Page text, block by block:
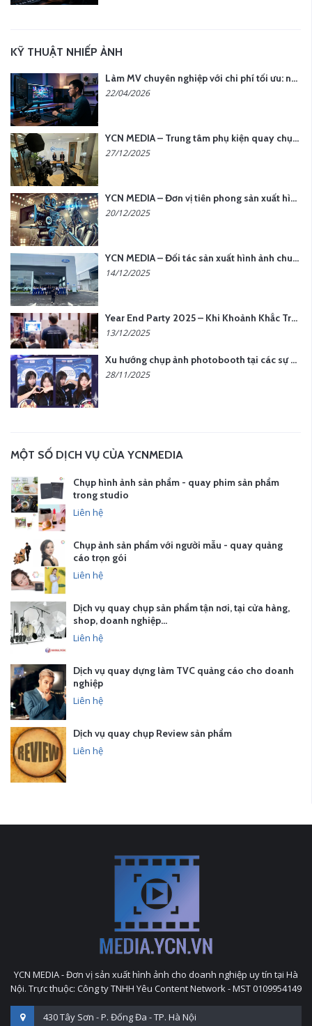
KỸ THUẬT NHIẾP ẢNH
Làm MV chuyên nghiệp với chi phí tối ưu: nên chọn quay thực tế hay video AI?
22/04/2026
YCN MEDIA – Trung tâm phụ kiện quay chụp tại Hà Nội
27/12/2025
YCN MEDIA – Đơn vị tiên phong sản xuất hình ảnh & âm thanh bằng AI tại Hà Nội
20/12/2025
YCN MEDIA – Đối tác sản xuất hình ảnh chuyên nghiệp cho doanh nghiệp tại Hà Nội
14/12/2025
Year End Party 2025 – Khi Khoảnh Khắc Trở Thành Dấu Ấn | Gói Ưu Đãi Tháng 12 Từ YCN Media
13/12/2025
Xu hướng chụp ảnh photobooth tại các sự kiện hiện nay
28/11/2025
MỘT SỐ DỊCH VỤ CỦA YCNMEDIA
Chụp hình ảnh sản phẩm - quay phim sản phẩm
trong studio
Liên hệ
Chụp ảnh sản phẩm với người mẫu - quay quảng
cáo trọn gói
Liên hệ
Dịch vụ quay chụp sản phẩm tận nơi, tại cửa hàng,
shop, doanh nghiệp…
Liên hệ
Dịch vụ quay dựng làm TVC quảng cáo cho doanh
nghiệp
Liên hệ
Dịch vụ quay chụp Review sản phẩm
Liên hệ
YCN MEDIA - Đơn vị sản xuất hình ảnh cho doanh nghiệp uy tín tại Hà
Nội. Trực thuộc: Công ty TNHH Yêu Content Network - MST 0109954149
430 Tây Sơn - P. Đống Đa - TP. Hà Nội